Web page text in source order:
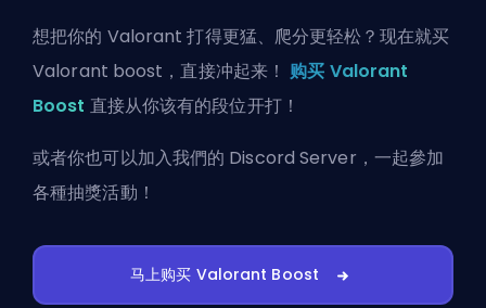
想把你的 Valorant 打得更猛、爬分更轻松？现在就买
Valorant boost，直接冲起来！购买 Valorant
Boost 直接从你该有的段位开打！
或者你也可以加入我們的 Discord Server ，一起參加
各種抽獎活動！
马上购买 Valorant Boost